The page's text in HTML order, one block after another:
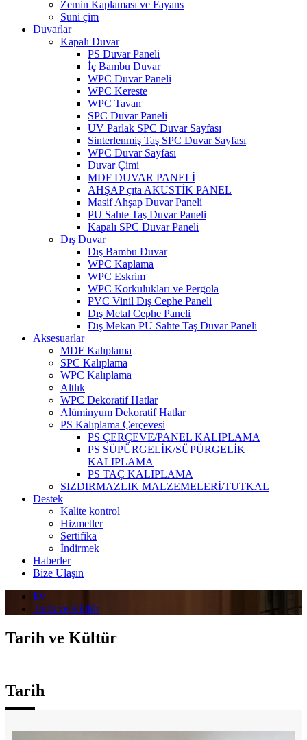
Zemin Kaplaması ve Fayans
Suni çim
Duvarlar
Kapalı Duvar
PS Duvar Paneli
İç Bambu Duvar
WPC Duvar Paneli
WPC Kereste
WPC Tavan
SPC Duvar Paneli
UV Parlak SPC Duvar Sayfası
Sinterlenmiş Taş SPC Duvar Sayfası
WPC Duvar Sayfası
Duvar Çimi
MDF DUVAR PANELİ
AHŞAP çıta AKUSTİK PANEL
Masif Ahşap Duvar Paneli
PU Sahte Taş Duvar Paneli
Kapalı SPC Duvar Paneli
Dış Duvar
Dış Bambu Duvar
WPC Kaplama
WPC Eskrim
WPC Korkulukları ve Pergola
PVC Vinil Dış Cephe Paneli
Dış Metal Cephe Paneli
Dış Mekan PU Sahte Taş Duvar Paneli
Aksesuarlar
MDF Kalıplama
SPC Kalıplama
WPC Kalıplama
Altlık
WPC Dekoratif Hatlar
Alüminyum Dekoratif Hatlar
PS Kalıplama Çerçevesi
PS ÇERÇEVE/PANEL KALIPLAMA
PS SÜPÜRGELİK/SÜPÜRGELİK
KALIPLAMA
PS TAÇ KALIPLAMA
SIZDIRMAZLIK MALZEMELERİ/TUTKAL
Destek
Kalite kontrol
Hizmetler
Sertifika
İndirmek
Haberler
Bize Ulaşın
Ev
Tarih ve Kültür
Tarih ve Kültür
Tarih